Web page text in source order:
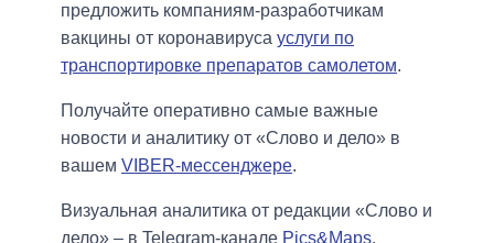
предложить компаниям-разработчикам
вакцины от коронавируса услуги по
транспортировке препаратов самолетом.
Получайте оперативно самые важные
новости и аналитику от «Слово и дело» в
вашем VIBER-мессенджере.
Визуальная аналитика от редакции «Слово и
дело» – в Telegram-канале Pics&Maps.